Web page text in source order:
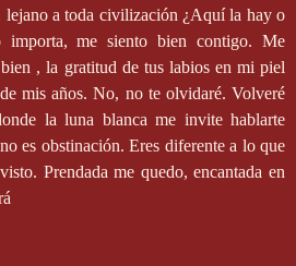
lejano a toda civilización ¿Aquí la hay o
importa, me siento bien contigo. Me
, la gratitud de tus labios en mi piel
mis años. No, no te olvidaré. Volveré
la luna blanca me invite hablarte
es obstinación. Eres diferente a lo que
Prendada me quedo, encantada en